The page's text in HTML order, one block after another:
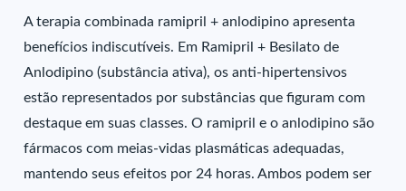
A terapia combinada ramipril + anlodipino apresenta
benefícios indiscutíveis. Em Ramipril + Besilato de
Anlodipino (substância ativa), os anti-hipertensivos
estão representados por substâncias que figuram com
destaque em suas classes. O ramipril e o anlodipino são
fármacos com meias-vidas plasmáticas adequadas,
mantendo seus efeitos por 24 horas. Ambos podem ser